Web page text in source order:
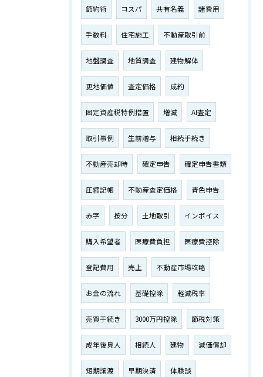
節約術 コスパ 共有名義 諸費用
手数料 住宅施工 不動産取引前
地盤調査 地質調査 建物解体
更地価値 査定価格 成約
固定資産税特例措置 増減 AI査定
取引事例 生前贈与 相続手続き
不動産売却時 確定申告 確定申告書類
圧縮記帳 不動産査定価格 青色申告
赤字 按分 土地取引 インボイス
購入希望者 医療費負担 医療費控除
登記費用 売上 不動産市場攻略
お金の流れ 基礎控除 軽減税率
売買手続き 3000万円控除 節税対策
成年後見人 相続人 建物 減価償却
短期譲渡 早期決済 体験談